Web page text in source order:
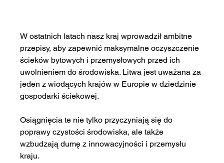
W ostatnich latach nasz kraj wprowadził ambitne
przepisy, aby zapewnić maksymalne oczyszczenie
ścieków bytowych i przemysłowych przed ich
uwolnieniem do środowiska. Litwa jest uważana za
jeden z wiodących krajów w Europie w dziedzinie
gospodarki ściekowej.
Osiągnięcia te nie tylko przyczyniają się do
poprawy czystości środowiska, ale także
wzbudzają dumę z innowacyjności i przemysłu
kraju.